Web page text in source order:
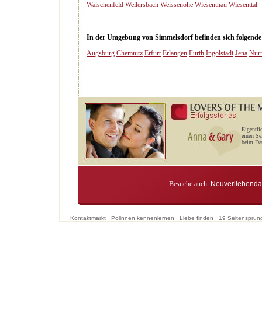
Waischenfeld Weilersbach Weissenohe Wiesenthau Wiesenttal
In der Umgebung von Simmelsdorf befinden sich
Augsburg Chemnitz Erfurt Erlangen Fürth Ingolstadt Jena
einen
beim
Besuche auch
Kontaktmarkt Polinnen kennenlernen Liebe finden 19